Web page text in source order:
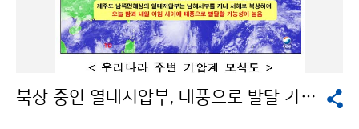
m이상), 서울을 비롯한 그 밖의 전국(울릉도, 독도제외) :
10~50mm 특히, 열대저압부가 북상하면서 남풍이 강하
게 유입되고 지형효과가 더해져 제주도와 남해안과 지리
가 오는 곳이 있겠고, 돌풍과 천둥.번개를 동반한 시간당
북상 중인 열대저압부, 태풍으로 발달 가능성 높을 듯...